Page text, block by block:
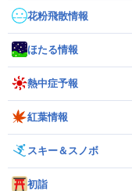
花粉飛散情報
ほたる情報
熱中症予報
紅葉情報
スキー＆スノボ
初詣